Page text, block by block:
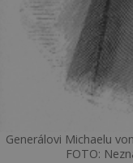
Generálovi Michaelu
FOTO: